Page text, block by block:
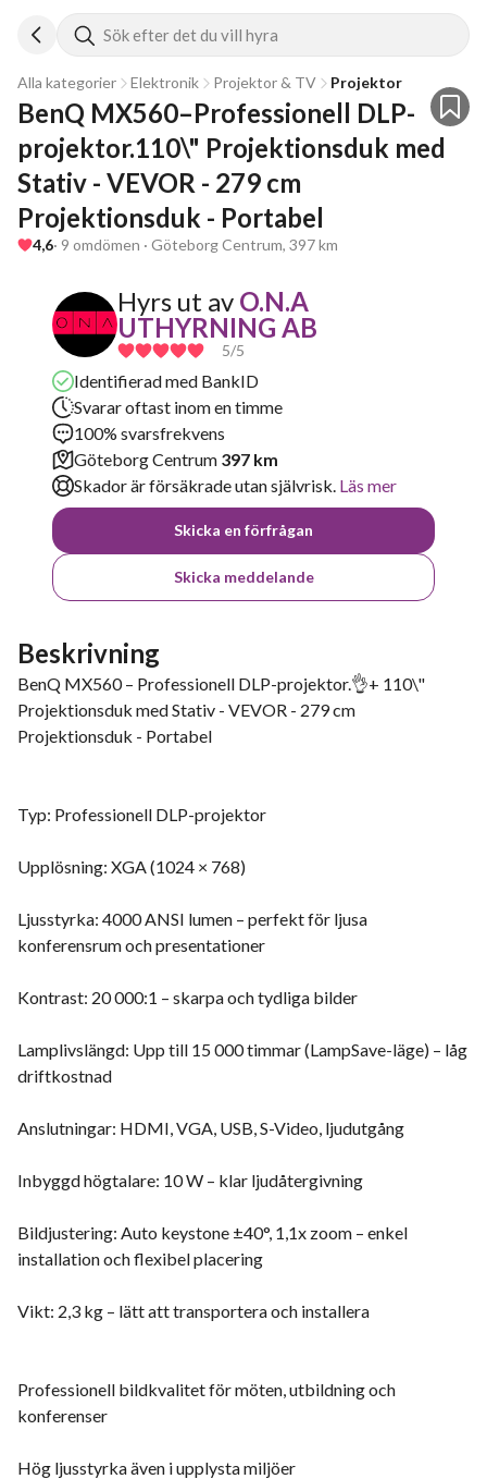
Sök efter det du vill hyra
Alla kategorier Elektronik Projektor & TV Projektor
BenQ MX560–Professionell DLP-
projektor.110\" Projektionsduk med
Stativ - VEVOR - 279 cm
Projektionsduk - Portabel
4,6· 9 omdömen · Göteborg Centrum, 397 km
Hyrs ut av O.N.A
UTHYRNING AB
5/5
Identifierad med BankID
Svarar oftast inom en timme
100% svarsfrekvens
Göteborg Centrum 397 km
Skador är försäkrade utan självrisk. Läs mer
Skicka en förfrågan
Skicka meddelande
Beskrivning
BenQ MX560 – Professionell DLP-projektor.👌+ 110\"
Projektionsduk med Stativ - VEVOR - 279 cm
Projektionsduk - Portabel
Typ: Professionell DLP-projektor
Upplösning: XGA (1024 × 768)
Ljusstyrka: 4000 ANSI lumen – perfekt för ljusa
konferensrum och presentationer
Kontrast: 20 000:1 – skarpa och tydliga bilder
Lamplivslängd: Upp till 15 000 timmar (LampSave-läge) – låg
driftkostnad
Anslutningar: HDMI, VGA, USB, S-Video, ljudutgång
Inbyggd högtalare: 10 W – klar ljudåtergivning
Bildjustering: Auto keystone ±40°, 1,1x zoom – enkel
installation och flexibel placering
Vikt: 2,3 kg – lätt att transportera och installera
Professionell bildkvalitet för möten, utbildning och
konferenser
Hög ljusstyrka även i upplysta miljöer